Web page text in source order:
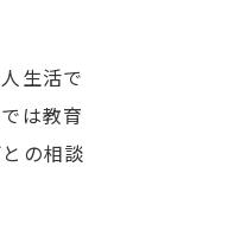
生活で
は教育
の相談